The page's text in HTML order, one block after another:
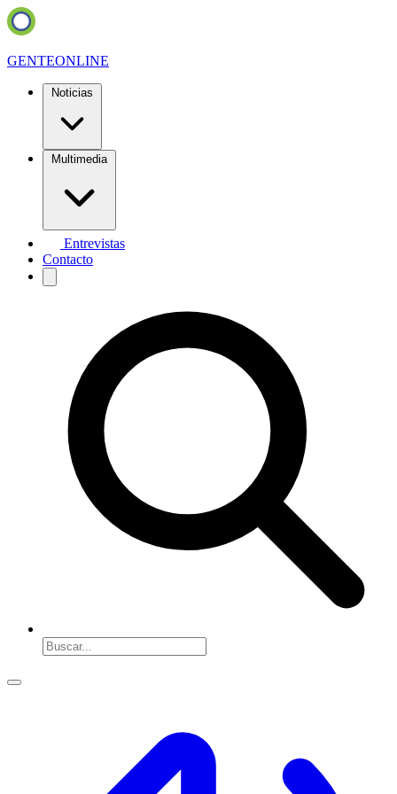
GENTEONLINE
Noticias
Multimedia
Entrevistas
Contacto